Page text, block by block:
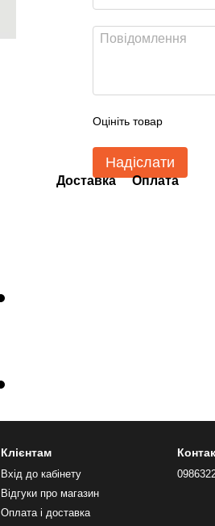
Оцініть товар
Надіслати
Доставка Оплата
Клієнтам
Вхід до кабінету
Відгуки про магазин
Оплата і доставка